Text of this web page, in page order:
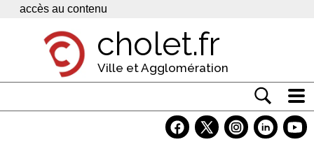
Panneau de gestion des cookies
accès au contenu
cholet.fr
Ville et Agglomération